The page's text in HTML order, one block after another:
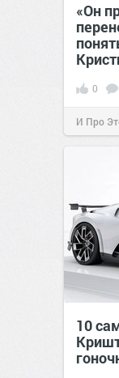
«Он
0
И Про
10